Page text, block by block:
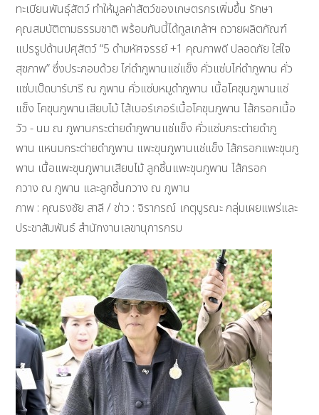
ทะเบียนพันธุ์สัตว์ ทำให้มูลค่าสัตว์ของเกษตรกรเพิ่มขึ้น รักษา
คุณสมบัติตามธรรมชาติ พร้อมกันนี้ได้ทูลเกล้าฯ ถวายผลิตภัณฑ์
แปรรูปด้านปศุสัตว์ “5 ดำมหัศจรรย์ +1 คุณภาพดี ปลอดภัย ใส่ใจ
สุขภาพ” ซึ่งประกอบด้วย ไก่ดำภูพานแช่แข็ง คั่วแซ่บไก่ดำภูพาน คั่ว
แซ่บเป็ดบาร์บารี ณ ภูพาน คั่วแซ่บหมูดำภูพาน เนื้อโคขุนภูพานแช่
แข็ง โคขุนภูพานเสียบไม้ ไส้เบอร์เกอร์เนื้อโคขุนภูพาน ไส้กรอกเนื้อ
วัว - นม ณ ภูพานกระต่ายดำภูพานแช่แข็ง คั่วแซ่บกระต่ายดำภู
พาน แหนมกระต่ายดำภูพาน แพะขุนภูพานแช่แข็ง ไส้กรอกแพะขุนภู
พาน เนื้อแพะขุนภูพานเสียบไม้ ลูกชิ้นแพะขุนภูพาน ไส้กรอก
กวาง ณ ภูพาน และลูกชิ้นกวาง ณ ภูพาน
ภาพ : คุณธงชัย สาลี / ข่าว : จิราภรณ์ เกตุบูรณะ กลุ่มเผยแพร่และ
ประชาสัมพันธ์ สำนักงานเลขานุการกรม